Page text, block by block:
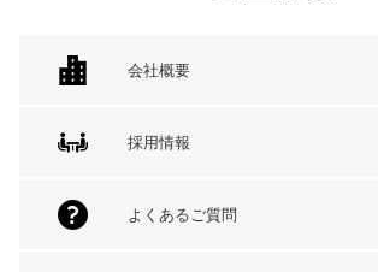
会社概要
採用情報
よくあるご質問